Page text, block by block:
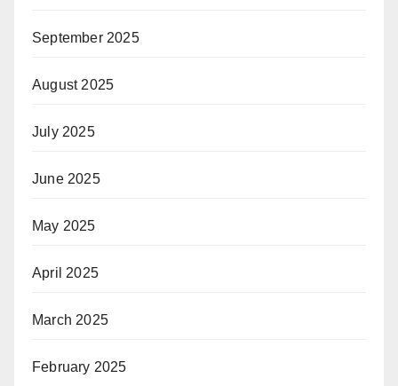
September 2025
August 2025
July 2025
June 2025
May 2025
April 2025
March 2025
February 2025